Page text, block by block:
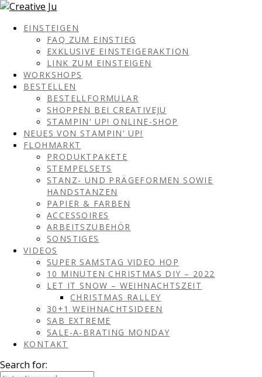
EINSTEIGEN
FAQ ZUM EINSTIEG
EXKLUSIVE EINSTEIGERAKTION
LINK ZUM EINSTEIGEN
WORKSHOPS
BESTELLEN
BESTELLFORMULAR
SHOPPEN BEI CREATIVEJU
STAMPIN‘ UP! ONLINE-SHOP
NEUES VON STAMPIN‘ UP!
FLOHMARKT
PRODUKTPAKETE
STEMPELSETS
STANZ- UND PRÄGEFORMEN SOWIE
HANDSTANZEN
PAPIER & FARBEN
ACCESSOIRES
ARBEITSZUBEHÖR
SONSTIGES
VIDEOS
SUPER SAMSTAG VIDEO HOP
10 MINUTEN CHRISTMAS DIY – 2022
LET IT SNOW – WEIHNACHTSZEIT
CHRISTMAS RALLEY
30+1 WEIHNACHTSIDEEN
SAB EXTREME
SALE-A-BRATING MONDAY
KONTAKT
Search for: